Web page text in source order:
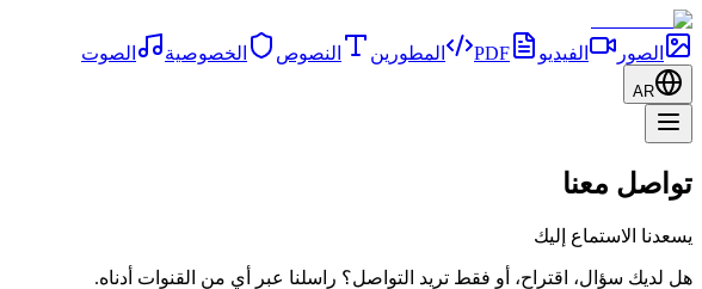
الصور الفيديو PDF المطورين النصوص الخصوصية الصوت
AR
تواصل معنا
يسعدنا الاستماع إليك
هل لديك سؤال، اقتراح، أو فقط تريد التواصل؟ راسلنا عبر أي من القنوات أدناه.